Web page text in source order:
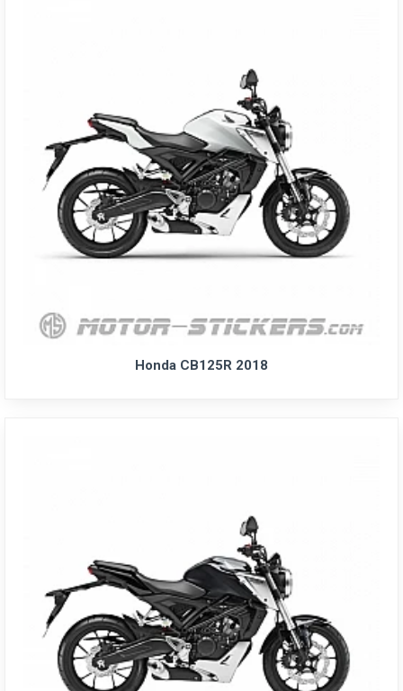
Honda CB125R 2018